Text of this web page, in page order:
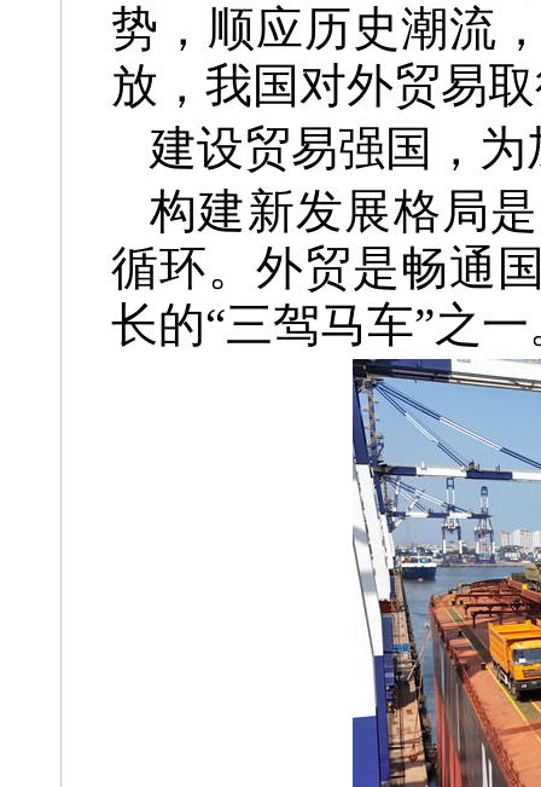
势，顺应历史潮流
放，我国对外贸易
建设贸易强国，
构建新发展格局
循环。外贸是畅通
长的“三驾马车”之一